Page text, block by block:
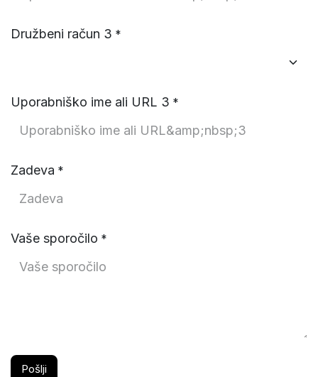
Družbeni račun 3 *
Uporabniško ime ali URL 3 *
Zadeva *
Vaše sporočilo *
Pošlji